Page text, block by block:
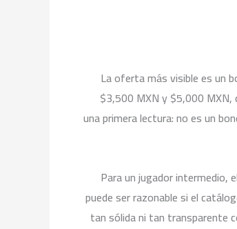
La oferta más visible es un
$3,500 MXN y $5,000
una primera lectura: no es un
Para un jugador intermedio,
puede ser razonable si el
tan sólida ni tan transparente